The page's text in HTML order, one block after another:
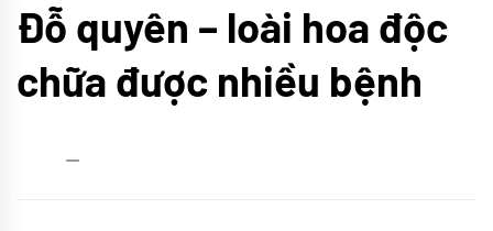
phá
Đỗ quyên – loài hoa độc
chữa được nhiều bệnh
admin